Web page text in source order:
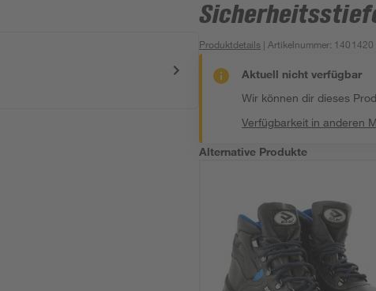
Produktdetails | Artikelnummer: 1401420
Aktuell nicht verfügbar
Wir können dir dieses
Verfügbarkeit in anderen
Alternative Produkte